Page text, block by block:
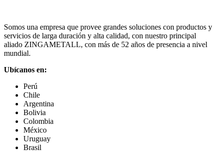
Somos una empresa que provee grandes soluciones con productos y
servicios de larga duración y alta calidad, con nuestro principal
aliado ZINGAMETALL, con más de 52 años de presencia a nivel
mundial.
Ubícanos en:
Perú
Chile
Argentina
Bolivia
Colombia
México
Uruguay
Brasil